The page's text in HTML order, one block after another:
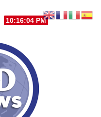
10:16:05 PM